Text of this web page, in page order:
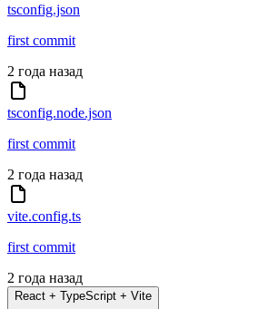
tsconfig.json
first commit
2 года назад
tsconfig.node.json
first commit
2 года назад
vite.config.ts
first commit
2 года назад
React + TypeScript + Vite